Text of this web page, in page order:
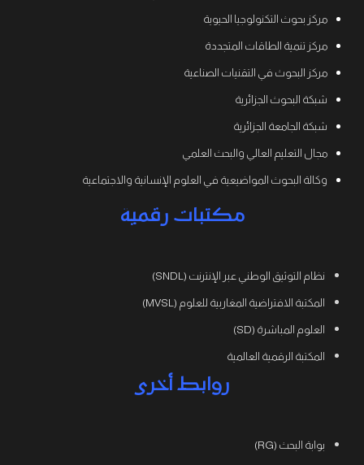
مركز بحوث التكنولوجيا الحيوية
مركز تنمية الطاقات المتجددة
مركز البحوث في التقنيات الصناعية
شبكة البحوث الجزائرية
شبكة الجامعة الجزائرية
مجال التعليم العالي والبحث العلمي
وكالة البحوث المواضيعية في العلوم الإنسانية والاجتماعية
مكتبات رقمية
نظام التوثيق الوطني عبر الإنترنت (SNDL)
المكتبة الافتراضية المغاربية للعلوم (MVSL)
العلوم المباشرة (SD)
المكتبة الرقمية العالمية
روابط أخرى
بوابة البحث (RG)